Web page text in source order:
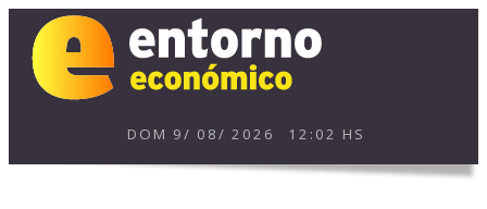
DOM 9/ 08/ 2026 12:02 HS